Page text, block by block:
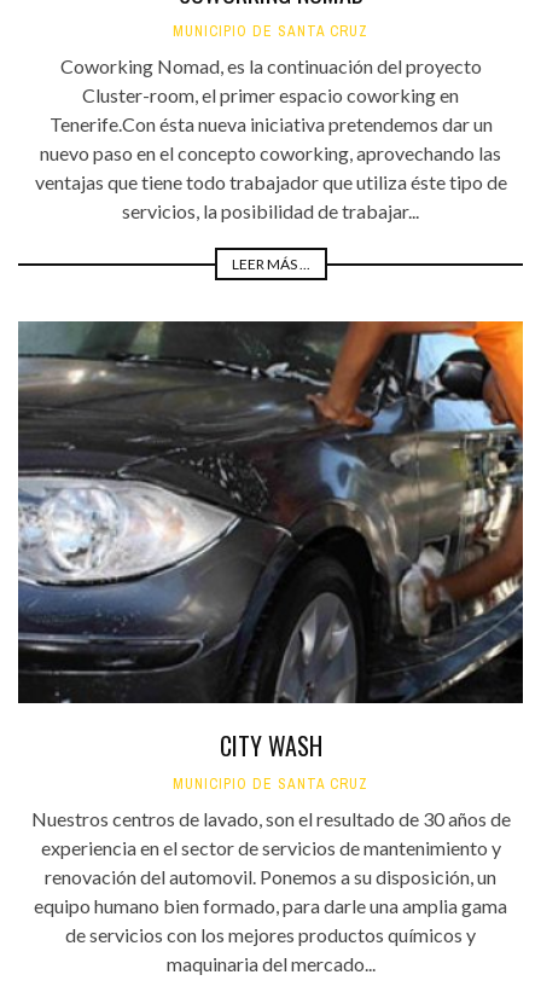
MUNICIPIO DE SANTA CRUZ
Coworking Nomad, es la continuación del proyecto
Cluster-room, el primer espacio coworking en
Tenerife.Con ésta nueva iniciativa pretendemos dar un
nuevo paso en el concepto coworking, aprovechando las
ventajas que tiene todo trabajador que utiliza éste tipo de
servicios, la posibilidad de trabajar...
LEER MÁS ...
CITY WASH
MUNICIPIO DE SANTA CRUZ
Nuestros centros de lavado, son el resultado de 30 años de
experiencia en el sector de servicios de mantenimiento y
renovación del automovil. Ponemos a su disposición, un
equipo humano bien formado, para darle una amplia gama
de servicios con los mejores productos químicos y
maquinaria del mercado...